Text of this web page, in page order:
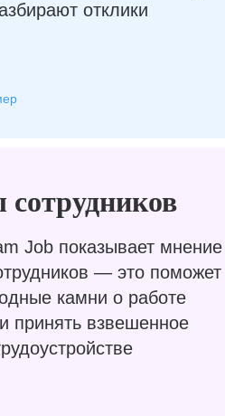
Job показывает мнение
— это поможет
камни о работе
принять взвешенное
отклики